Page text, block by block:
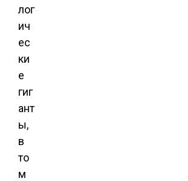
лог
ич
ес
ки
е
гиг
ант
ы,
в
то
м